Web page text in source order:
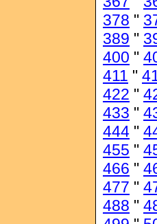
378 "
389 "
400 "
411 "
422 "
433 "
444 "
455 "
466 "
477 "
488 "